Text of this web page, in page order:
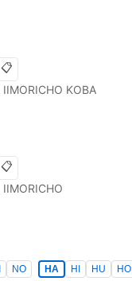
📋
IIMORICHO KOBA
📋
IIMORICHO
NO HA HI HU HO